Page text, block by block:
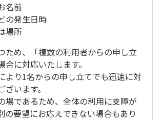
名前
の発生日時
場所
ため、「複数の利用者からの申し立
合に対応いたします。
より1名からの申し立てでも迅速に対
います。
場であるため、全体の利用に支障が
の要望にお応えできない場合もあり